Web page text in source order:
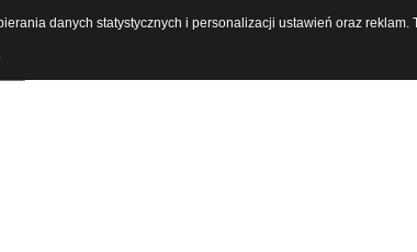
danych statystycznych i personalizacji ustawień oraz